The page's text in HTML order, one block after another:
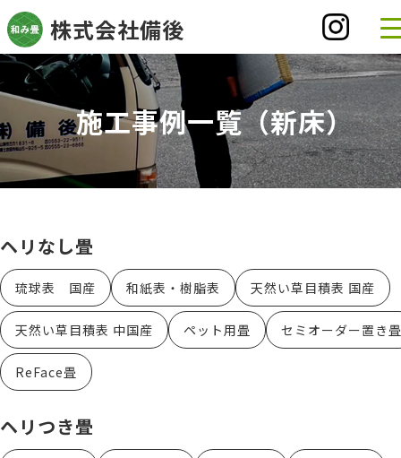
株式会社備後
施工事例一覧（新床）
ヘリなし畳
琉球表 国産 和紙表・樹脂表 天然い草目積表 国産
天然い草目積表 中国産 ペット用畳 セミオーダー置き畳
ReFace畳
ヘリつき畳